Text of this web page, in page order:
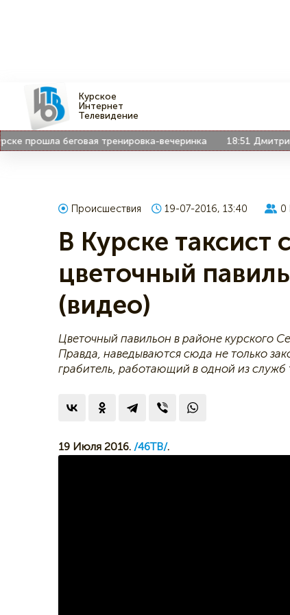
Курское
Интернет
Телевидение
беговая тренировка-вечеринка 18:51 Дмитрий
Происшествия 19-07-2016, 13:40 0
В Курске таксист
цветочный
(видео)
Цветочный павильон в районе курского
Правда, наведываются сюда не только
грабитель, работающий в одной из
19 Июля 2016. /46ТВ/.